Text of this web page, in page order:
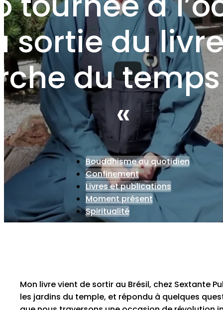
sortie du
du
«
Bouddhisme au quotidien
Confinement
Livres et publications
Moment présent
Spiritualité
Mon livre vient de sortir au Brésil, chez Sextante
les jardins du temple, et répondu à quelques